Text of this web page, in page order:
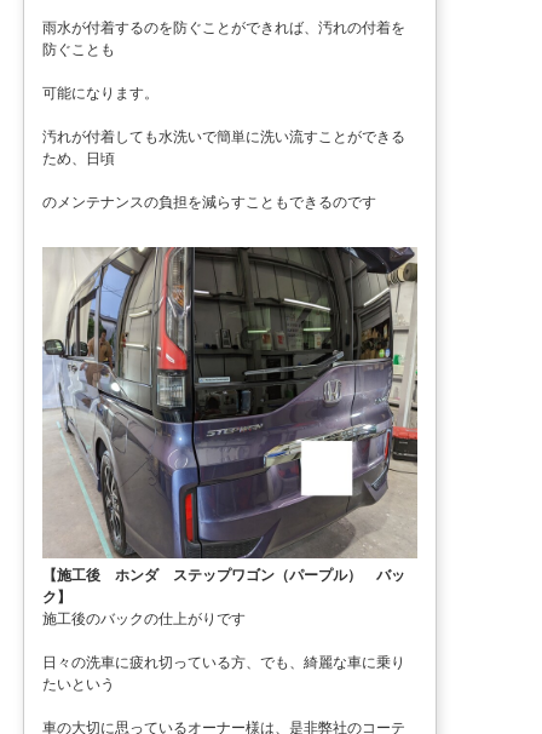
雨水が付着するのを防ぐことができれば、汚れの付着を
防ぐことも
可能になります。
汚れが付着しても水洗いで簡単に洗い流すことができる
ため、日頃
のメンテナンスの負担を減らすこともできるのです
【施工後 ホンダ ステップワゴン（パープル） バッ
ク】
施工後のバックの仕上がりです
日々の洗車に疲れ切っている方、でも、綺麗な車に乗り
たいという
車の大切に思っているオーナー様は、是非弊社のコーテ